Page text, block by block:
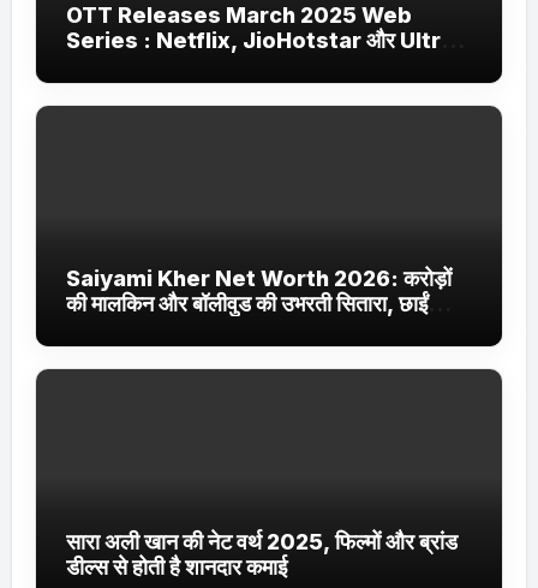
OTT Releases March 2025 Web
Series : Netflix, JioHotstar और Ultra
Saiyami Kher Net Worth 2026: करोड़ों
की मालकिन और बॉलीवुड की उभरती सितारा, छाईं
सारा अली खान की नेट वर्थ 2025, फिल्मों और ब्रांड
डील्स से होती है शानदार कमाई